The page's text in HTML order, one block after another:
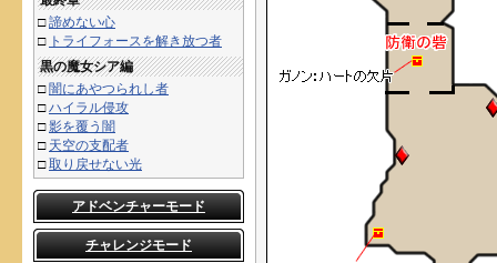
□諦めない心
□ トライフォースを解き放つ者
黒の魔女シア編
□ 闇にあやつられし者
□ハイラル侵攻
□影を覆う闇
□ 天空の支配者
□取り戻せない光
アドベンチャーモード
チャレンジモード